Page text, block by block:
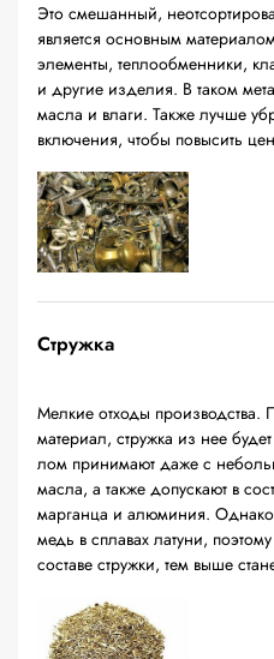
Это смешанный,
является основным
элементы, теплообменники,
и другие изделия. В таком
масла и влаги. Также лучше
включения, чтобы повысить
Стружка
Мелкие отходы производства.
материал, стружка из нее
лом принимают даже с
масла, а также допускают в
марганца и алюминия.
медь в сплавах латуни,
составе стружки, тем выше